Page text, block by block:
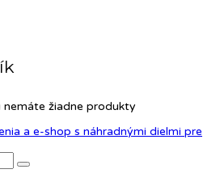
nemáte žiadne produkty